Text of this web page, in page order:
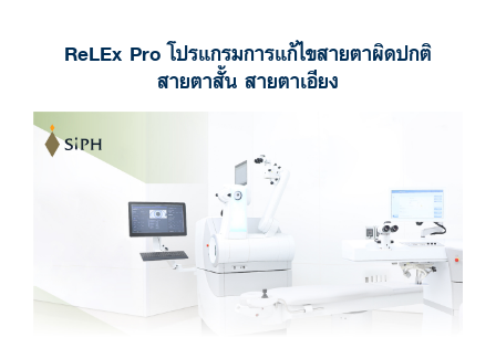
ReLEx Pro โปรแกรมการแก้ไขสายตาผิดปกติ
สายตาสั้น สายตาเอียง